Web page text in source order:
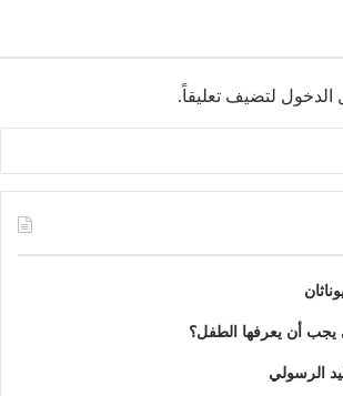
لتضيف تعليقاً.
يجب أن يعرفها الطفل؟
الرسولي